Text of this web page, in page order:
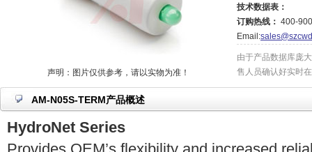
声明：图片仅供参考，请以实物为准！
技术数据表：
订购热线： 400-
Email:
由于产品数据库庞
售人员确认好实时
AM-N05S-TERM产品概述
HydroNet Series